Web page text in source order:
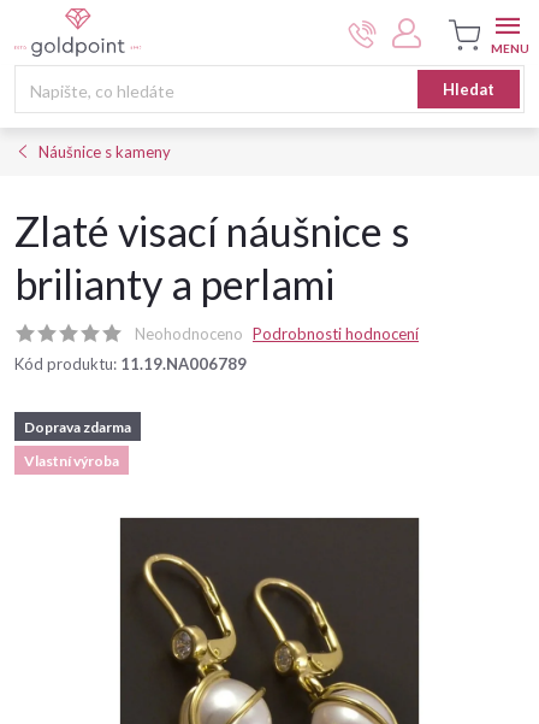
na
Hledat
Nákupní
košík
Náušnice s kameny
Zlaté visací náušnice s
brilianty a perlami
Neohodnoceno Podrobnosti hodnocení
Kód produktu: 11.19.NA006789
Doprava zdarma
Vlastní výroba